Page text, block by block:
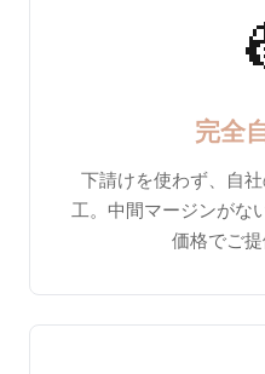
完全
下請けを使わず、自
工。中間マージンがな
価格でご提